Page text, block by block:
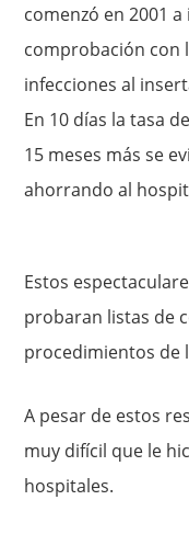
comenzó en 2001
comprobación con
infecciones al
En 10 días la tasa
15 meses más se
ahorrando al
Estos
probaran listas de
procedimientos de
A pesar de estos
muy difícil que le
hospitales.